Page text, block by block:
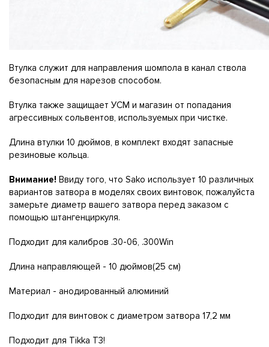
Втулка служит для направления шомпола в канал ствола
безопасным для нарезов способом.
Втулка также защищает УСМ и магазин от попадания
агрессивных сольвентов, используемых при чистке.
Длина втулки 10 дюймов, в комплект входят запасные
резиновые кольца.
Внимание! Ввиду того, что Sako использует 10 различных
вариантов затвора в моделях своих винтовок, пожалуйста
замерьте диаметр вашего затвора перед заказом с
помощью штангенциркуля.
Подходит для калибров .30-06, .300Win
Длина направляющей - 10 дюймов(25 см)
Материал - анодированный алюминий
Подходит для винтовок с диаметром затвора 17,2 мм
Подходит для Tikka T3!